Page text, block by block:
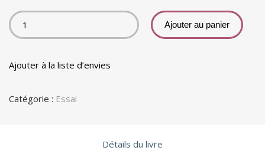
Ajouter au panier
Ajouter à la liste d’envies
Catégorie : Essai
Détails du livre